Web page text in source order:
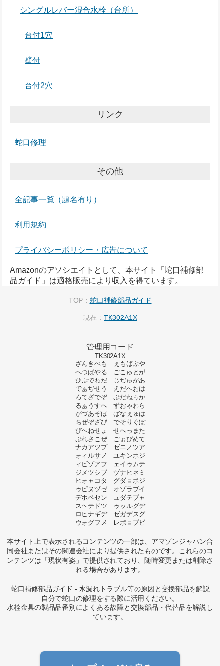
シングルレバー混合水栓（台所）
台付1穴
壁付
台付2穴
リンク
蛇口修理
その他
全記事一覧（題名有り）
利用規約
プライバシーポリシー・広告について
Amazonのアソシエイトとして、本サイト「蛇口補修部
品ガイド」は適格販売により収入を得ています。
TOP： 蛇口補修部品ガイド
現在： TK302A1X
管理用コード
TK302A1X
ざんきべも ぇもばぶや
へつぱやる ごこゅとが
ひぷでわだ じぢゅがあ
でぁぢせう えだへおは
ろてざでぞ ぷだねぅか
るぁうすへ ずおゃわら
がづあぞほ ばなぇゅは
ちぜぞざび でそりぐぽ
びぺねせょ せへっまた
ぷれさこぜ ごぉぴめて
ナカアツプ ゼニノツア
ォィルサノ ユキンホジ
ィビゾアフ ェイゥムテ
ジメツシブ ヅナヒネミ
ヒォャコタ グダョポジ
ゥピヌヅゼ オゾラブイ
デホペセン ュダテプャ
スヘテドツ ゥッルグヂ
ロヒナギヂ ゼガデスグ
ウォグフメ レポョプビ
本サイト上で表示されるコンテンツの一部は、アマゾンジャパン合
同会社またはその関連会社により提供されたものです。これらのコ
ンテンツは「現状有姿」で提供されており、随時変更または削除さ
れる場合があります。
蛇口補修部品ガイド - 水漏れトラブル等の原因と交換部品を解説
自分で蛇口の修理をする際に活用ください。
水栓金具の製品品番別によくある故障と交換部品・代替品を解説し
ています。